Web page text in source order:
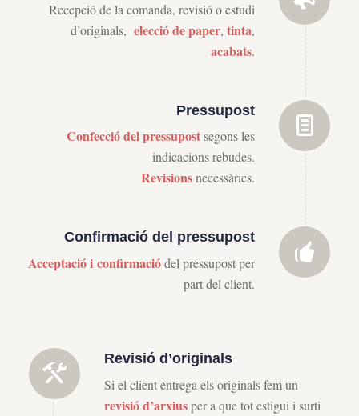
Recepció de la comanda, revisió o estudi
d’originals,elecció de paper,tinta,
acabats.
Pressupost
Confecciódel pressupostsegons les
indicacions rebudes.
Revisionsnecessàries.
Confirmació del pressupost
Acceptació iconfirmaciódel pressupost per
part del client.
Revisió d’originals
Si el client entrega els originals fem un
revisió d’arxiusper a que tot estigui i surti